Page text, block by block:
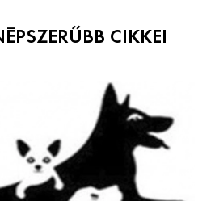
CIKKEI